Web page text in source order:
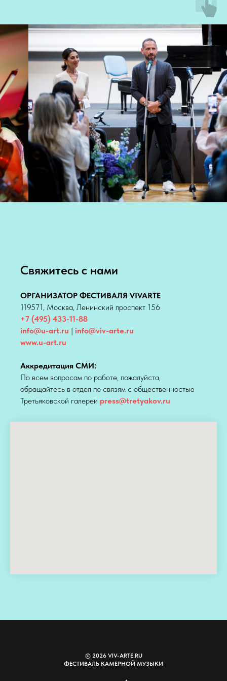
Свяжитесь с нами
ОРГАНИЗАТОР ФЕСТИВАЛЯ VIVARTE
119571, Москва, Ленинский проспект 156
+7 (495) 433-11-88
info@u-art.ru | info@viv-arte.ru
www.u-art.ru
Аккредитация СМИ:
По всем вопросам по работе, пожалуйста,
обращайтесь в отдел по связям с общественностью
Третьяковской галереи press@tretyakov.ru
© 2026 VIV-ARTE.RU
ФЕСТИВАЛЬ КАМЕРНОЙ МУЗЫКИ